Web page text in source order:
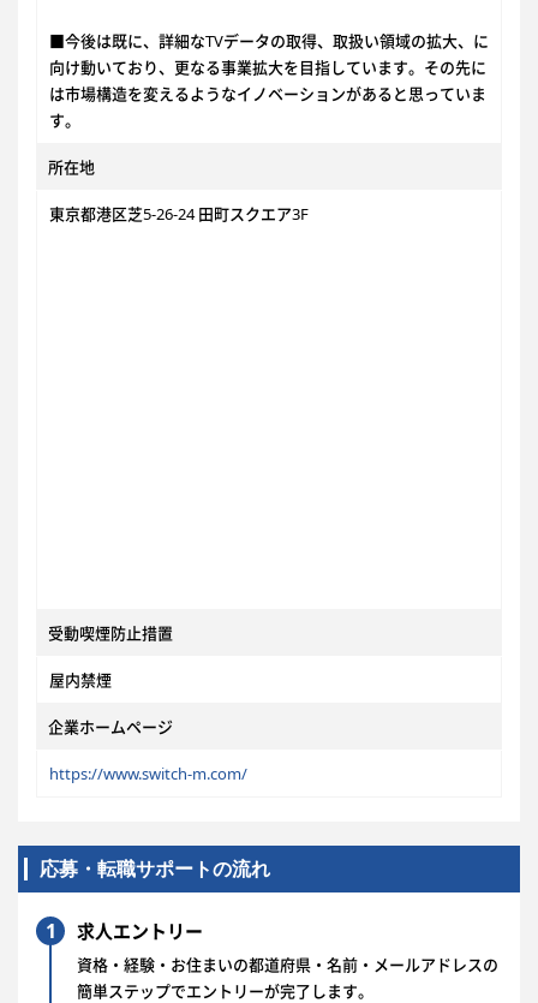
■今後は既に、詳細なTVデータの取得、取扱い領域の拡大、に
向け動いており、更なる事業拡大を目指しています。その先に
は市場構造を変えるようなイノベーションがあると思っていま
す。
所在地
東京都港区芝5-26-24 田町スクエア3F
受動喫煙防止措置
屋内禁煙
企業ホームページ
https://www.switch-m.com/
応募・転職サポートの流れ
1 求人エントリー
資格・経験・お住まいの都道府県・名前・メールアドレスの
簡単ステップでエントリーが完了します。